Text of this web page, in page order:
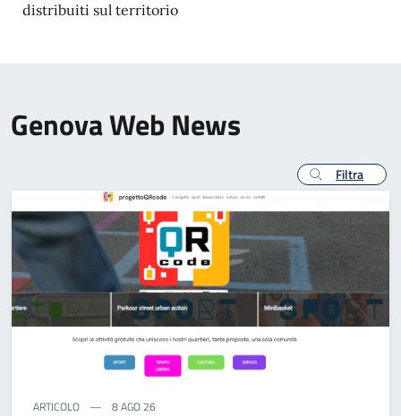
distribuiti sul territorio
Genova Web News
Filtra
ARTICOLO 8 AGO 26